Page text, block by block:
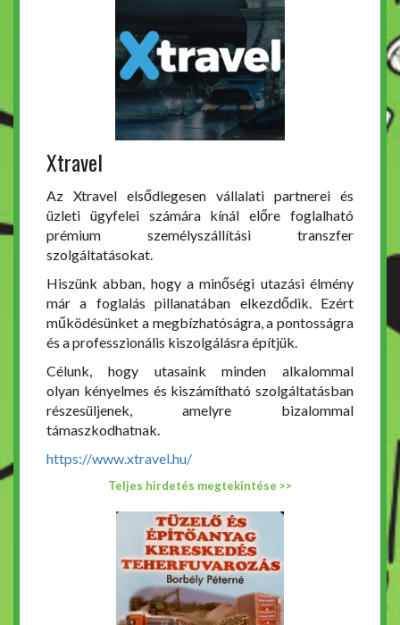
Xtravel
Az Xtravel elsődlegesen vállalati partnerei és
üzleti ügyfelei számára kínál előre foglalható
prémium személyszállítási transzfer
szolgáltatásokat.
Hiszünk abban, hogy a minőségi utazási élmény
már a foglalás pillanatában elkezdődik. Ezért
működésünket a megbízhatóságra, a pontosságra
és a professzionális kiszolgálásra építjük.
Célunk, hogy utasaink minden alkalommal
olyan kényelmes és kiszámítható szolgáltatásban
részesüljenek, amelyre bizalommal
támaszkodhatnak.
https://www.xtravel.hu/
Teljes hirdetés megtekintése >>